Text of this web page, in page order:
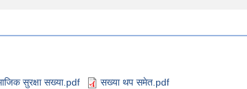
सुरक्षा सख्या.pdf सख्या थप समेत.pdf